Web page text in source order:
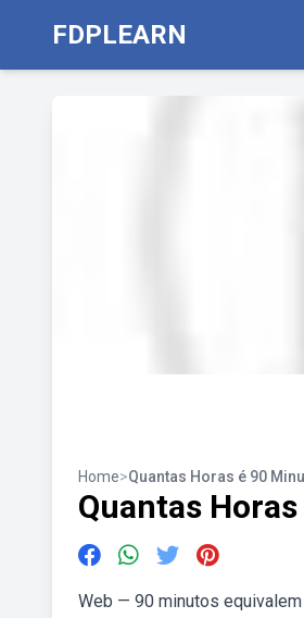
FDPLEARN
Home>Quantas Horas é 90
Quantas
Web — 90 minutos